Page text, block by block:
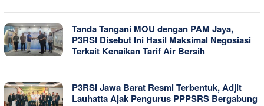
Tanda Tangani MOU dengan PAM Jaya,
P3RSI Disebut Ini Hasil Maksimal Negosiasi
Terkait Kenaikan Tarif Air Bersih
P3RSI Jawa Barat Resmi Terbentuk, Adjit
Lauhatta Ajak Pengurus PPPSRS Bergabung